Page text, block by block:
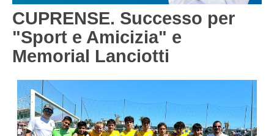
CUPRENSE. Successo per
"Sport e Amicizia" e
Memorial Lanciotti